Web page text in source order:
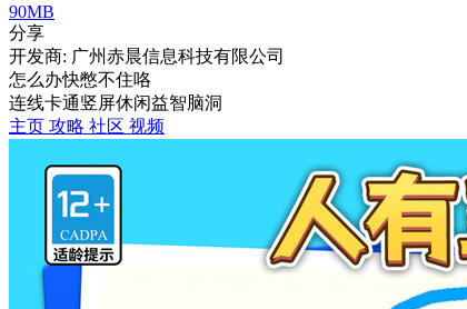
90MB
分享
开发商: 广州赤晨信息科技有限公司
怎么办快憋不住咯
连线卡通竖屏休闲益智脑洞
主页 攻略 社区 视频